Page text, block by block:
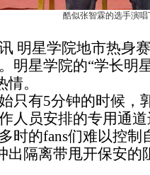
酷似张智霖的选手演唱
星学院地市热身赛
明星学院的“学长明
情。
有5分钟的时候，
人员安排的专用通
时的fans们难以控
出隔离带甩开保安的